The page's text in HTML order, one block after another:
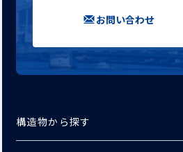
お問い合わせ
構造物から探す